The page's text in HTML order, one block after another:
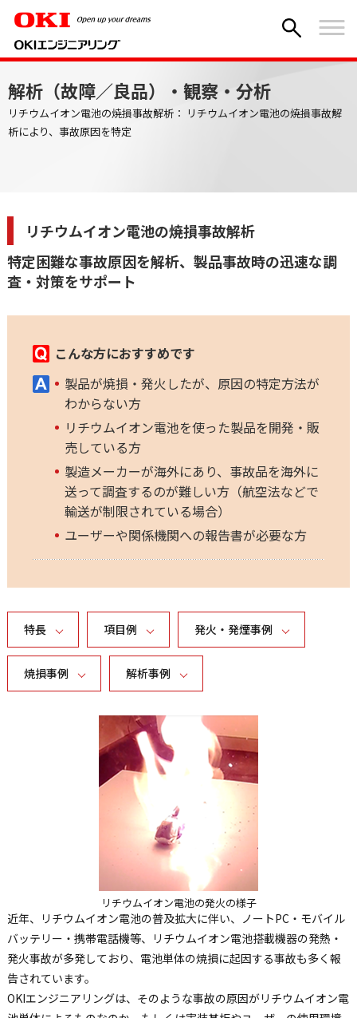
Home サービス一覧
解析（故障／良品）・観察・分析
解析（故障／良品）・観察・分析
リチウムイオン電池の焼損事故解析： リチウムイオン電池の焼損事故解
析により、事故原因を特定
リチウムイオン電池の焼損事故解析
特定困難な事故原因を解析、製品事故時の迅速な調
査・対策をサポート
こんな方におすすめです
製品が焼損・発火したが、原因の特定方法が
わからない方
リチウムイオン電池を使った製品を開発・販
売している方
製造メーカーが海外にあり、事故品を海外に
送って調査するのが難しい方（航空法などで
輸送が制限されている場合）
ユーザーや関係機関への報告書が必要な方
特長 項目例 発火・発煙事例
焼損事例 解析事例
リチウムイオン電池の発火の様子
近年、リチウムイオン電池の普及拡大に伴い、ノートPC・モバイル
バッテリー・携帯電話機等、リチウムイオン電池搭載機器の発熱・
発火事故が多発しており、電池単体の焼損に起因する事故も多く報
告されています。
OKIエンジニアリングは、そのような事故の原因がリチウムイオン電